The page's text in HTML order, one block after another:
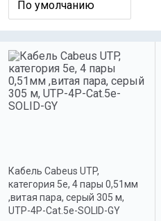
Кабель Cabeus UTP,
категория 5e, 4 пары 0,51мм
,витая пара, серый 305 м,
UTP-4P-Cat.5e-SOLID-GY